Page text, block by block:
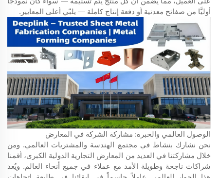
أوليًّا من صفائح معدنية أو دفعة إنتاج كاملة — يلبّي أعلى المعايير.
الوصول العالمي والخبرة: مشاركة الشركة في المعارض
نحن نشارك بنشاط في مجتمع الهندسة والمشتريات العالمي. ومن
خلال مشاركتنا في العديد من المعارض التجارية الدولية الكبرى، أقمنا
شراكات ناجحة وطويلة الأمد مع عملاء في جميع أنحاء العالم. ويُعد